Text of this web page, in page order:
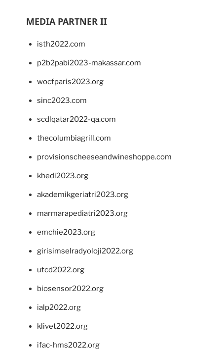
MEDIA PARTNER II
isth2022.com
p2b2pabi2023-makassar.com
wocfparis2023.org
sinc2023.com
scdlqatar2022-qa.com
thecolumbiagrill.com
provisionscheeseandwineshoppe.com
khedi2023.org
akademikgeriatri2023.org
marmarapediatri2023.org
emchie2023.org
girisimselradyoloji2022.org
utcd2022.org
biosensor2022.org
ialp2022.org
klivet2022.org
ifac-hms2022.org